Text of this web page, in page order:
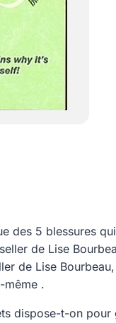
des 5 blessures
de Lise
de Lise
même .
dispose-t-on pour